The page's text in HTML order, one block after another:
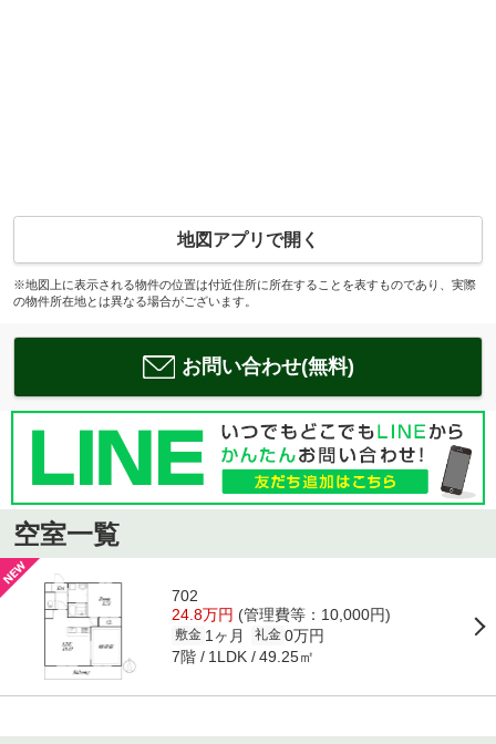
地図アプリで開く
※地図上に表示される物件の位置は付近住所に所在することを表すものであり、実際
の物件所在地とは異なる場合がございます。
お問い合わせ(無料)
空室一覧
702
24.8万円 (管理費等：10,000円)
敷金 1ヶ月 礼金 0万円
7階 1LDK 49.25㎡